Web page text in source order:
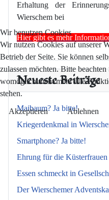
Erhaltung der
Wierschem bei
Hier gibt es mehr
Neueste Beiträge
Maibaum? Ja bitte!
Kriegerdenkmal in
Smartphone? Ja bitte!
Ehrung für die Küsterfrauen
Essen schmeckt in
Der Wierschemer
Wir benutzen Cookies
Wir nutzen Cookies auf unserer
Betrieb der Seite. Sie können
zulassen möchten. Bitte
womöglich nicht mehr alle
stehen.
Akzeptieren Ablehnen